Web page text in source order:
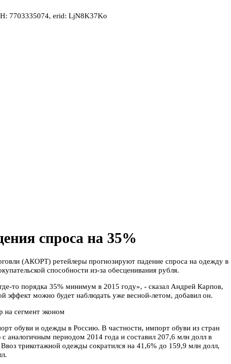
7703335074, erid: LjN8K37Ko
спроса на 35%
(АКОРТ) ретейлеры прогнозируют падение спроса на одежду в
способности из-за обесценивания рубля.
то порядка 35% минимум в 2015 году», - сказал Андрей Карпов,
эффект можно будет наблюдать уже весной-летом, добавил он.
на сегмент эконом
обуви и одежды в Россию. В частности, импорт обуви из стран
аналогичным периодом 2014 года и составил 207,6 млн долл в
трикотажной одежды сократился на 41,6% до 159,9 млн долл,